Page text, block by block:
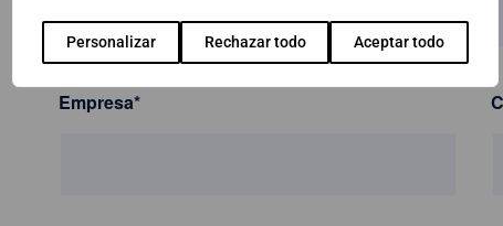
Personalizar Rechazar todo Aceptar todo
Empresa*